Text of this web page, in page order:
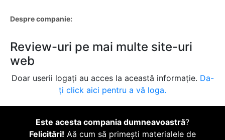
Despre companie:
Review-uri pe mai multe site-uri
web
Doar userii logați au acces la această informație. Da-
ți click aici pentru a vă loga.
Este acesta compania dumneavoastră?
Felicitări! Aă cum să primești materialele de